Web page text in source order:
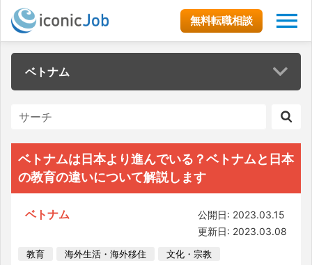
無料転職相談
ベトナム
ベトナムは日本より進んでいる？ベトナムと日本
の教育の違いについて解説します
ベトナム
公開日: 2023.03.15
更新日: 2023.03.08
教育 海外生活・海外移住 文化・宗教